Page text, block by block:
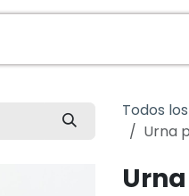
Todos
Urna